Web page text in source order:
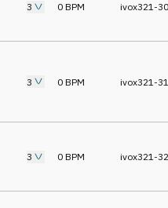
3 0 BPM ivox321-30
3 0 BPM ivox321-31
3 0 BPM ivox321-32